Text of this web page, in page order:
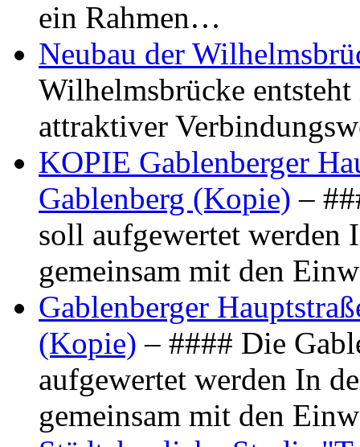
ein Rahmen…
Neubau der
Wilhelmsbrücke
attraktiver
KOPIE Gablenberger
Gablenberg (Kopie) –
soll aufgewertet werden
gemeinsam mit den
Gablenberger
(Kopie) – #### Die
aufgewertet werden In
gemeinsam mit den